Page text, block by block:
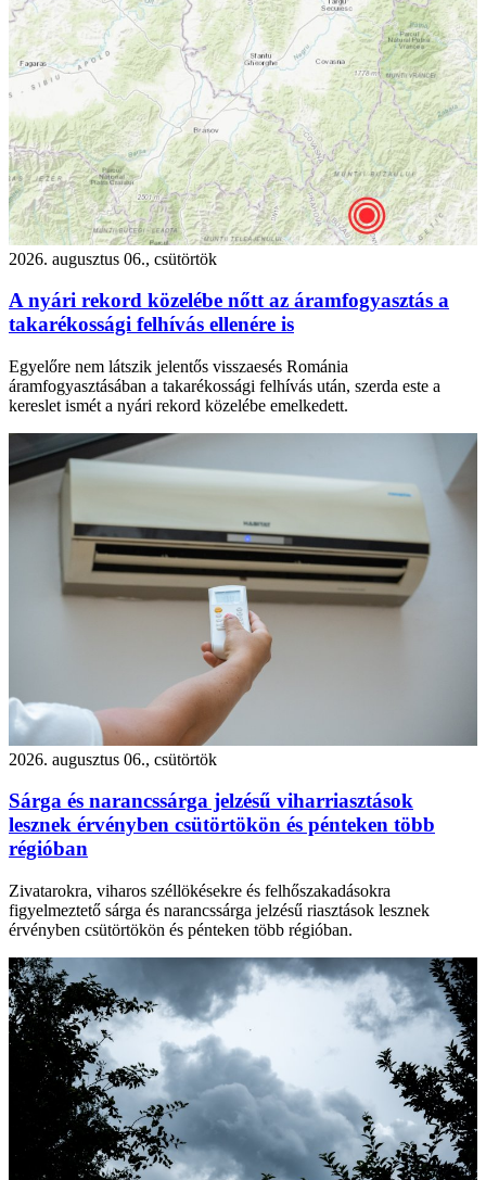
2026. augusztus 06., csütörtök
A nyári rekord közelébe nőtt az áramfogyasztás a
takarékossági felhívás ellenére is
Egyelőre nem látszik jelentős visszaesés Románia
áramfogyasztásában a takarékossági felhívás után, szerda este a
kereslet ismét a nyári rekord közelébe emelkedett.
2026. augusztus 06., csütörtök
Sárga és narancssárga jelzésű viharriasztások
lesznek érvényben csütörtökön és pénteken több
régióban
Zivatarokra, viharos széllökésekre és felhőszakadásokra
figyelmeztető sárga és narancssárga jelzésű riasztások lesznek
érvényben csütörtökön és pénteken több régióban.